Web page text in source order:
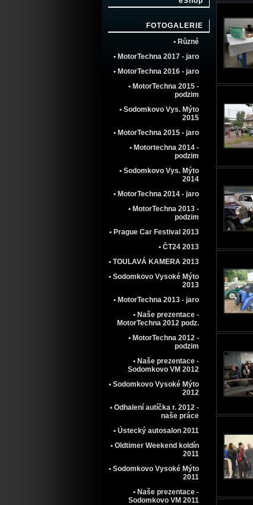
FOTOGALERIE
• Různé
• MotorTechna 2017 - jaro
• MotorTechna 2016 - jaro
• MotorTechna 2015 -
podzim
• Sodomkovo Vys. Mýto
2015
• MotorTechna 2015 - jaro
• Motortechna 2014 -
podzim
• Sodomkovo Vys. Mýto
2014
• MotorTechna 2014 - jaro
• MotorTechna 2013 -
podzim
• Prague Car Festival 2013
• ČT24 2013
• TOULAVÁ KAMERA 2013
• Sodomkovo Vysoké Mýto
2013
• MotorTechna 2013 - jaro
• Naše prezentace -
MotorTechna 2012 podz.
• MotorTechna 2012 -
podzim
• Naše prezentace -
Sodomkovo VM 2012
• Sodomkovo Vysoké Mýto
2012
• Odhalení autíčka r. 2012 -
naše práce
• Ústecký autosalon 2011
• Oldtimer Weekend koldín
2011
• Sodomkovo Vysoké Mýto
2011
• Naše prezentace -
Sodomkovo VM 2011